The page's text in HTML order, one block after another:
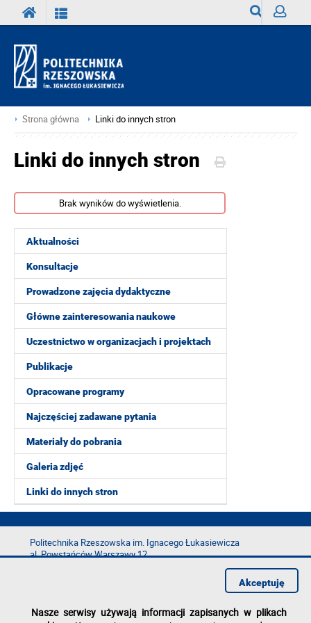
Strona główna Linki do innych stron
Aktualności
Konsultacje
Prowadzone zajęcia dydaktyczne
Główne zainteresowania naukowe
Uczestnictwo w organizacjach i projektach
Publikacje
Opracowane programy
Najczęściej zadawane pytania
Materiały do pobrania
Galeria zdjęć
Linki do innych stron
Linki do innych stron
Brak wyników do wyświetlenia.
Politechnika Rzeszowska im. Ignacego Łukasiewicza
al. Powstańców Warszawy 12
e-mail:kancelaria@prz.edu.pl
Nasze serwisy używają informacji zapisanych w plikach
Akceptuję